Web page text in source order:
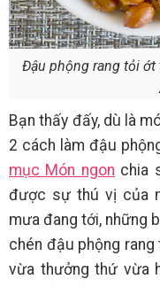
Đậu phộng rang tỏi
Bạn thấy đấy, dù là
2 cách làm đậu
mục Món ngon chia
được sự thú vị của
mưa đang tới, những
chén đậu phộng
vừa thưởng thứ vừa